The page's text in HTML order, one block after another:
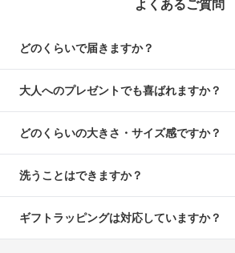
よくあるご質問
どのくらいで届きますか？
大人へのプレゼントでも喜ばれますか？
どのくらいの大きさ・サイズ感ですか？
洗うことはできますか？
ギフトラッピングは対応していますか？